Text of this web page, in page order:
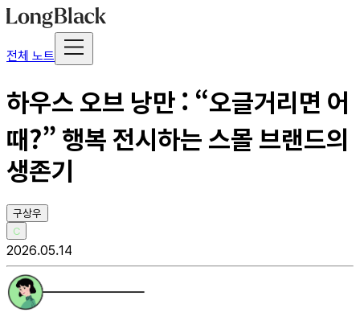
전체 노트
하우스 오브 낭만 : “오글거리면 어
때?” 행복 전시하는 스몰 브랜드의
생존기
구상우
C
2026.05.14